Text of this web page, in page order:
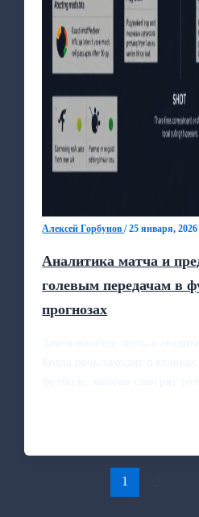
Алексей Горбунов/25 января, 2026
Аналитика матча и
голевым передачам в
прогнозах
1